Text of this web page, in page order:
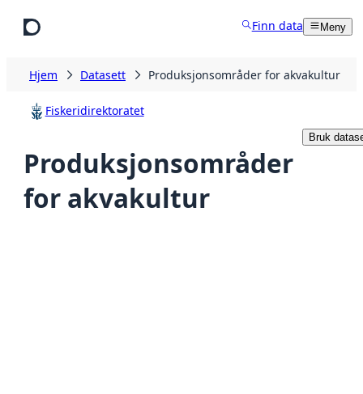
Finn data Meny
Hjem Datasett Produksjonsområder for akvakultur
Fiskeridirektoratet
Produksjonsområder
for akvakultur
Bruk